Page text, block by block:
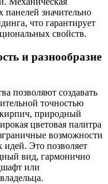
значительно
что гарантирует
свойств.
и разнообразие
позволяют создавать
точностью
природный
цветовая палитра
возможности
Это позволяет
вид, гармонично
или